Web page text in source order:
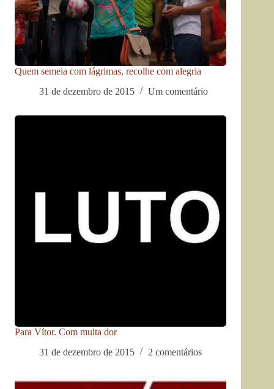
Quem semeia com lágrimas, recolhe com alegria
31 de dezembro de 2015
Um comentário
Para Vítor. Com muita dor
31 de dezembro de 2015
2 comentários